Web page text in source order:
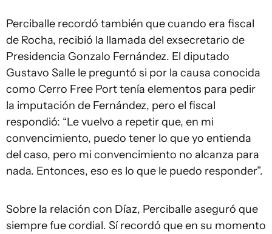
Perciballe recordó también que cuando era fiscal
de Rocha, recibió la llamada del exsecretario de
Presidencia Gonzalo Fernández. El diputado
Gustavo Salle le preguntó si por la causa conocida
como Cerro Free Port tenía elementos para pedir
la imputación de Fernández, pero el fiscal
respondió: “Le vuelvo a repetir que, en mi
convencimiento, puedo tener lo que yo entienda
del caso, pero mi convencimiento no alcanza para
nada. Entonces, eso es lo que le puedo responder”.
Sobre la relación con Díaz, Perciballe aseguró que
siempre fue cordial. Sí recordó que en su momento